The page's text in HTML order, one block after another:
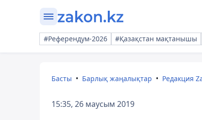
#Референдум-2026 #Қазақстан мақтанышы
Басты Барлық жаңалықтар Редакция
15:35, 26 маусым 2019